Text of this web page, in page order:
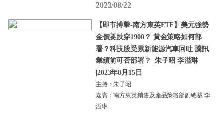
2023/08/22
【即市搏擊-南方東英ETF】美元強勢
金價要跌穿1900？ 黃金策略如何部
署？科技股受累新能源汽車回吐 騰訊
業績前可否部署？ |朱子昭 李溢琳
|2023年8月15日
主持：朱子昭
嘉賓：南方東英銷售及產品策略部副總裁 李
溢琳